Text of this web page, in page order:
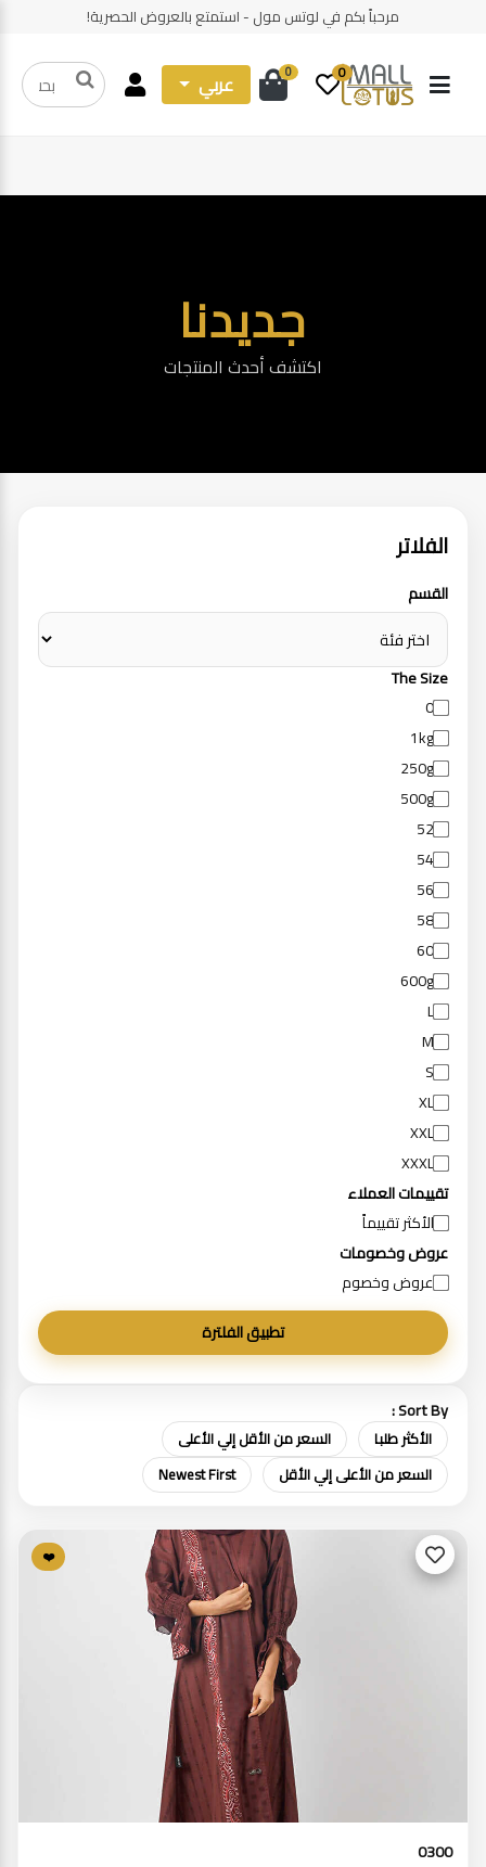
مرحباً بكم في لوتس مول - استمتع بالعروض الحصرية!
0
0 عربي
جديدنا
اكتشف أحدث المنتجات
الفلاتر
القسم
The Size
0
1kg
250g
500g
52
54
56
58
60
600g
L
M
S
XL
XXL
XXXL
تقييمات العملاء
الأكثر تقييماً
عروض وخصومات
عروض وخصوم
تطبيق الفلترة
Sort By :
الأكثر طلبا
السعر من الأقل إلي الأعلى
السعر من الأعلى إلي الأقل
Newest First
❤️
0300